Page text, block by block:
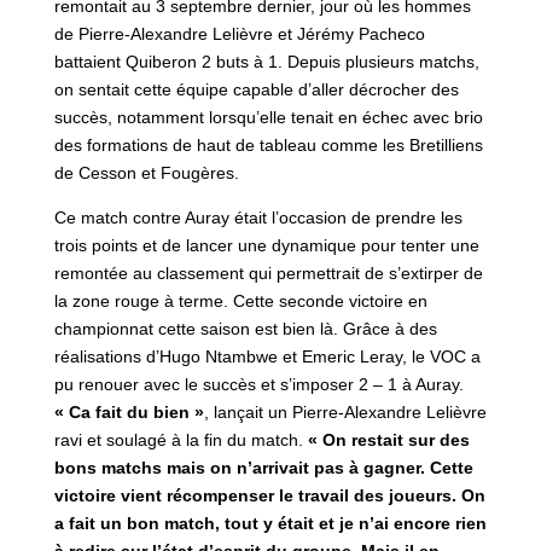
remontait au 3 septembre dernier, jour où les hommes
de Pierre-Alexandre Lelièvre et Jérémy Pacheco
battaient Quiberon 2 buts à 1. Depuis plusieurs matchs,
on sentait cette équipe capable d’aller décrocher des
succès, notamment lorsqu’elle tenait en échec avec brio
des formations de haut de tableau comme les Bretilliens
de Cesson et Fougères.
Ce match contre Auray était l’occasion de prendre les
trois points et de lancer une dynamique pour tenter une
remontée au classement qui permettrait de s’extirper de
la zone rouge à terme. Cette seconde victoire en
championnat cette saison est bien là. Grâce à des
réalisations d’Hugo Ntambwe et Emeric Leray, le VOC a
pu renouer avec le succès et s’imposer 2 – 1 à Auray.
« Ca fait du bien », lançait un Pierre-Alexandre Lelièvre
ravi et soulagé à la fin du match. « On restait sur des
bons matchs mais on n’arrivait pas à gagner. Cette
victoire vient récompenser le travail des joueurs. On
a fait un bon match, tout y était et je n’ai encore rien